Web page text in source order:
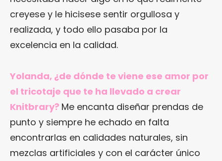
creyese y le hicisese sentir orgullosa y
realizada, y todo ello pasaba por la
excelencia en la calidad.
Yolanda, ¿de dónde te viene ese amor por
el tricotaje que te ha llevado a crear
Knitbrary? Me encanta diseñar prendas de
punto y siempre he echado en falta
encontrarlas en calidades naturales, sin
mezclas artificiales y con el carácter único